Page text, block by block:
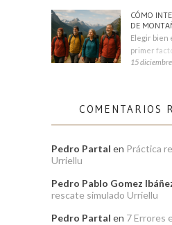
CÓMO
DE
Elegir bien
primer
15
COMENTARIOS
Pedro Partal en Práctica
Urriellu
Pedro Pablo Gomez
rescate simulado Urriellu
Pedro Partal en 7 Errores